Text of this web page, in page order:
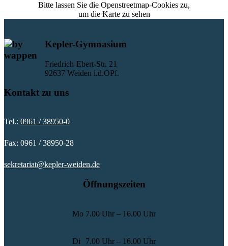
Bitte lassen Sie die Openstreetmap-Cookies zu,
um die Karte zu sehen
Kepler-Gymnasium
Friedrich-Ebert-Str. 21
92637 Weiden i.d.OPf.
Kontakt zu uns
Tel.: 0961 / 38950-0
Fax: 0961 / 38950-28
sekretariat@kepler-weiden.de
Öffnungszeiten
Mo 7.00 Uhr – 16.00 Uhr
Di 7.00 Uhr – 16.00 Uhr